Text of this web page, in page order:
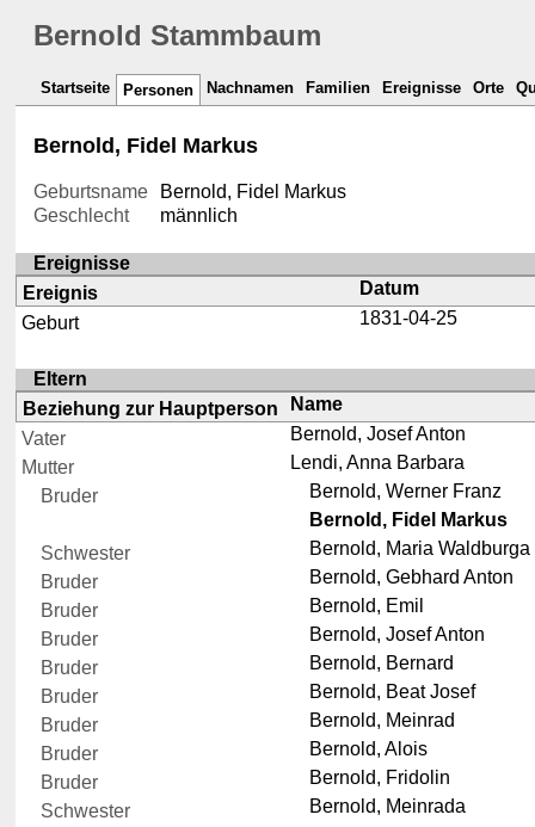
Bernold Stammbaum
Startseite Personen Nachnamen Familien Ereignisse Orte
Bernold, Fidel Markus
Geburtsname
Bernold, Fidel Markus
Geschlecht
männlich
Ereignisse
Ereignis
Datum
Geburt
1831-04-25
Eltern
Beziehung zur Hauptperson
Name
Vater
Bernold, Josef Anton
Mutter
Lendi, Anna Barbara
Bruder
Bernold, Werner Franz
Bernold, Fidel Markus
Schwester
Bernold, Maria Waldburga
Bruder
Bernold, Gebhard Anton
Bruder
Bernold, Emil
Bruder
Bernold, Josef Anton
Bruder
Bernold, Bernard
Bruder
Bernold, Beat Josef
Bruder
Bernold, Meinrad
Bruder
Bernold, Alois
Bruder
Bernold, Fridolin
Schwester
Bernold, Meinrada